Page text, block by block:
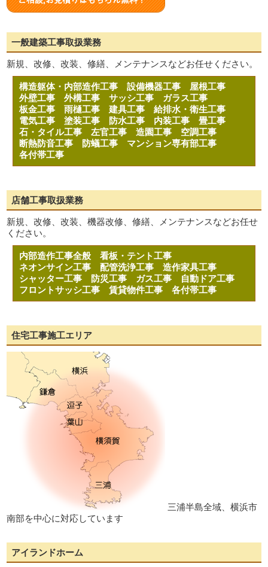
一般建築工事取扱業務
新規、改修、改装、修繕、メンテナンスなどお任せください。
構造躯体・内部造作工事設備機器工事 屋根工事
外壁工事外構工事サッシ工事 ガラス工事
板金工事雨樋工事建具工事給排水・衛生工事
電気工事塗装工事 防水工事 内装工事畳工事
石・タイル工事左官工事造園工事 空調工事
断熱防音工事
防蟻工事 マンション専有部工事
各付帯工事
店舗工事取扱業務
新規、改修、改装、機器改修、修繕、メンテナンスなどお任せ
ください。
内部造作工事全般看板・テント工事
ネオンサイン工事配管洗浄工事造作家具工事
シャッター工事
防災工事 ガス工事
自動ドア工事
フロントサッシ工事賃貸物件工事各付帯工事
住宅工事施工エリア
三浦半島全域、横浜市
南部を中心に対応しています
アイランドホーム